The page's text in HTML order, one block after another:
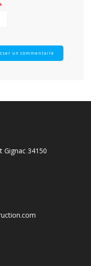
Gignac 34150